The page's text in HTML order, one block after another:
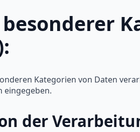
Kategorien von Daten
eingegeben.
der